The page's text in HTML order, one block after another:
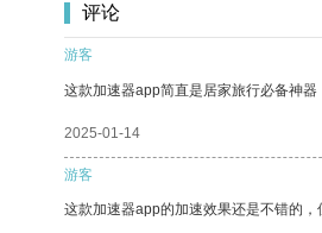
评论
游客
这款加速器app简直是居家旅行必备神
2025-01-14
游客
这款加速器app的加速效果还是不错的，